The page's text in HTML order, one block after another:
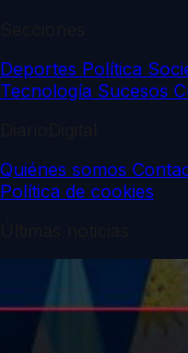
Deportes Política
Tecnología Sucesos
Quiénes somos
Política de cookies